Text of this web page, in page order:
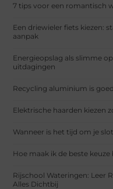
7 tips voor een romantisch
Een driewieler fiets kiezen:
aanpak
Energieopslag als slimme
uitdagingen
Recycling aluminium is
Elektrische haarden kiezen
Wanneer is het tijd om je
Hoe maak ik de beste
Rijschool Wateringen: Leer
Alles Dichtbij